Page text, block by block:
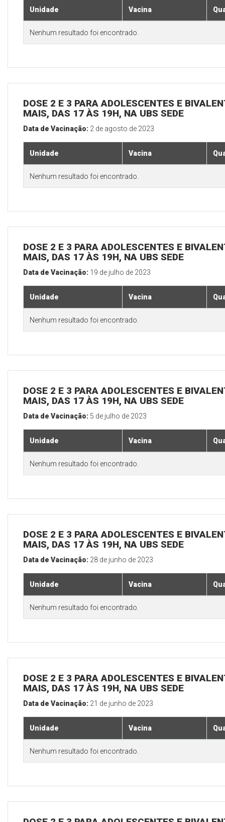
Unidade Vacina
Nenhum resultado foi encontrado.
DOSE 2 E 3 PARA ADOLESCENTES E
MAIS, DAS 17 ÀS 19H, NA UBS SEDE
Data de Vacinação: 2 de agosto de 2023
Unidade Vacina
Nenhum resultado foi encontrado.
DOSE 2 E 3 PARA ADOLESCENTES E
MAIS, DAS 17 ÀS 19H, NA UBS SEDE
Data de Vacinação: 19 de julho de 2023
Unidade Vacina
Nenhum resultado foi encontrado.
DOSE 2 E 3 PARA ADOLESCENTES E
MAIS, DAS 17 ÀS 19H, NA UBS SEDE
Data de Vacinação: 5 de julho de 2023
Unidade Vacina
Nenhum resultado foi encontrado.
DOSE 2 E 3 PARA ADOLESCENTES E
MAIS, DAS 17 ÀS 19H, NA UBS SEDE
Data de Vacinação: 28 de junho de 2023
Unidade Vacina
Nenhum resultado foi encontrado.
DOSE 2 E 3 PARA ADOLESCENTES E
MAIS, DAS 17 ÀS 19H, NA UBS SEDE
Data de Vacinação: 21 de junho de 2023
Unidade Vacina
Nenhum resultado foi encontrado.